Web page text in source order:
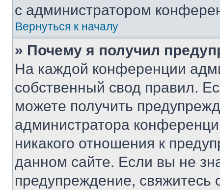
с администратором
Вернуться к началу
» Почему я получил
На каждой конференции
собственный свод правил.
можете получить
администратора
никакого отношения к
данном сайте. Если вы не
предупреждение,